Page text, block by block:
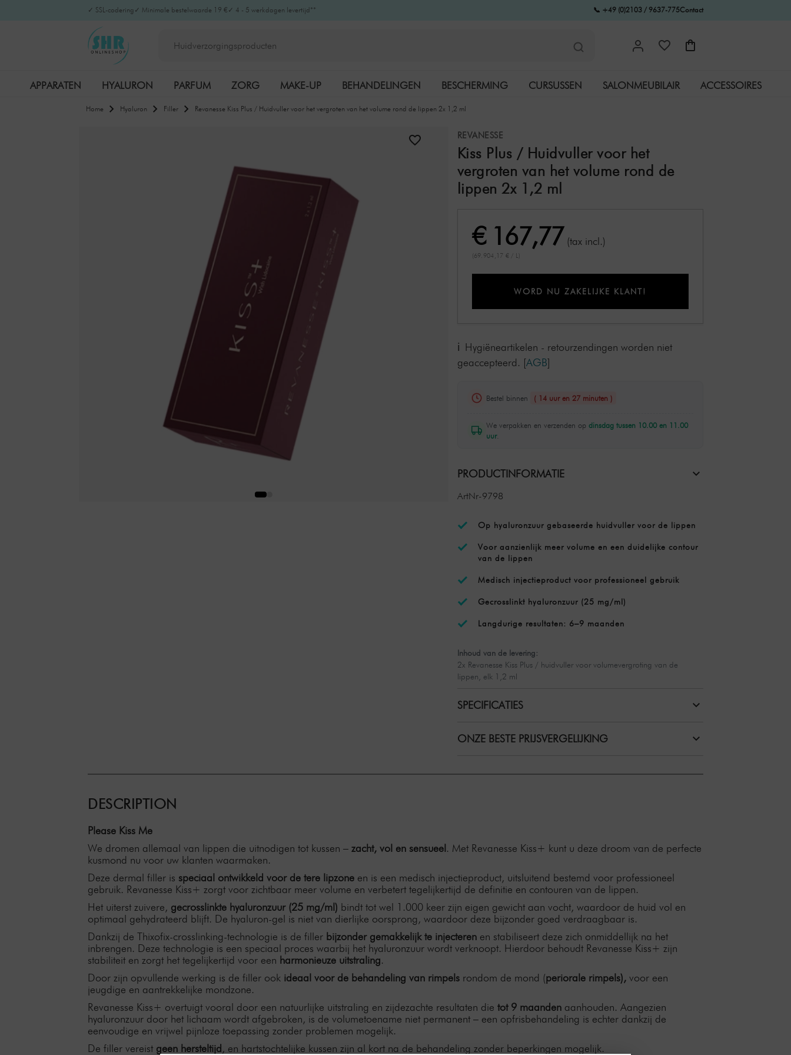
✓ SSL-codering ✓ Minimale bestelwaarde 19 € ✓ 4 - 5 werkdagen levertijd** 📞 +49 (0)2103 / 9637-775Contact
APPARATEN HYALURON PARFUM ZORG MAKE-UP BEHANDELINGEN BESCHERMING CURSUSSEN SALONMEUBILAIR ACCESSOIRES
K-BEAUTY MERKEN
Home Hyaluron Filler Revanesse Kiss Plus / Huidvuller voor het vergroten van het volume rond de lippen 2x 1,2 ml
REVANESSE
Kiss Plus / Huidvuller voor het
vergroten van het volume rond de
lippen 2x 1,2 ml
€ 167,77 (tax incl.)
(69.904,17 € / L)
WORD NU ZAKELIJKE KLANT!
Hygiëneartikelen - retourzendingen worden niet
geaccepteerd. [AGB]
Bestel binnen ( 14 uur en 27 minuten )
We verpakken en verzenden op dinsdag tussen 10.00 en 11.00
uur.
PRODUCTINFORMATIE
ArtNr-9798
Op hyaluronzuur gebaseerde huidvuller voor de lippen
Voor aanzienlijk meer volume en een duidelijke contour
van de lippen
Medisch injectieproduct voor professioneel gebruik
Gecrosslinkt hyaluronzuur (25 mg/ml)
Langdurige resultaten: 6–9 maanden
Inhoud van de levering:
2x Revanesse Kiss Plus / huidvuller voor volumevergroting van de
lippen, elk 1,2 ml
SPECIFICATIES
ONZE BESTE PRIJSVERGELIJKING
DESCRIPTION
Please Kiss Me
We dromen allemaal van lippen die uitnodigen tot kussen –zacht, vol en sensueel . Met Revanesse Kiss+ kunt u deze droom van de perfecte
kusmond nu voor uw klanten waarmaken.
Deze dermal filler is speciaal ontwikkeld voor de tere lipzone en is een medisch injectieproduct, uitsluitend bestemd voor professioneel
gebruik. Revanesse Kiss+ zorgt voor zichtbaar meer volume en verbetert tegelijkertijd de definitie en contouren van de lippen.
Het uiterst zuivere, gecrosslinkte hyaluronzuur (25 mg/ml) bindt tot wel 1.000 keer zijn eigen gewicht aan vocht, waardoor de huid vol en
optimaal gehydrateerd blijft. De hyaluron-gel is niet van dierlijke oorsprong, waardoor deze bijzonder goed verdraagbaar is.
Dankzij de Thixofix-crosslinking-technologie is de filler bijzonder gemakkelijk te injecteren en stabiliseert deze zich onmiddellijk na het
inbrengen. Deze technologie is een speciaal proces waarbij het hyaluronzuur wordt verknoopt. Hierdoor behoudt Revanesse Kiss+ zijn
stabiliteit en zorgt het tegelijkertijd voor een harmonieuze uitstraling.
Door zijn opvullende werking is de filler ook ideaal voor de behandeling van rimpels rondom de mond (periorale rimpels), voor een
jeugdige en aantrekkelijke mondzone.
Revanesse Kiss+ overtuigt vooral door een natuurlijke uitstraling en zijdezachte resultaten dietot 9 maanden aanhouden. Aangezien
hyaluronzuur door het lichaam wordt afgebroken, is de volumetoename niet permanent – een opfrisbehandeling is echter dankzij de
eenvoudige en vrijwel pijnloze toepassing zonder problemen mogelijk.
De filler vereist geen hersteltijd, en hartstochtelijke kussen zijn al kort na de behandeling zonder beperkingen mogelijk.